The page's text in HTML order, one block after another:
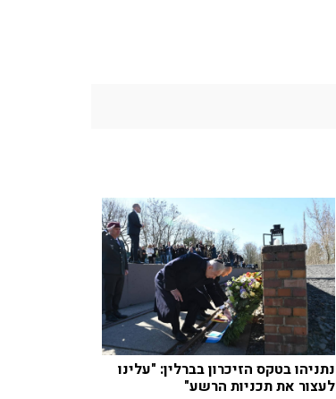
נתניהו בטקס הזיכרון בברלין: "עלינו
לעצור את תכניות הרשע"